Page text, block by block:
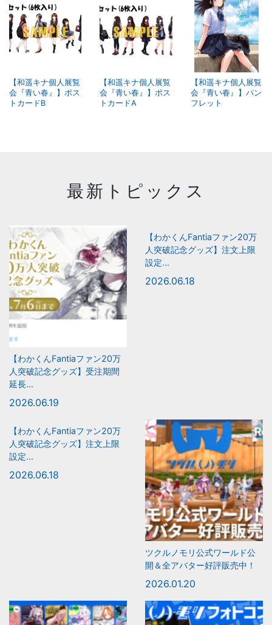
【和遥キナ個人展覧
会『青い春』】ポス
トカードB
【和遥キナ個人展覧
会『青い春』】ポス
トカードA
【和遥キナ個人展覧
会『青い春』】パン
フレット
最新トピックス
【わかくんFantiaファン20万
人突破記念グッズ】受注期間
延長...
2026.06.19
【わかくんFantiaファン20万
人突破記念グッズ】注文上限
設定...
2026.06.18
【わかくんFantiaファン20万
人突破記念グッズ】注文上限
設定...
2026.06.18
ツクルノモリ公式ワールド公
開＆全アバター好評販売中！
2026.01.20